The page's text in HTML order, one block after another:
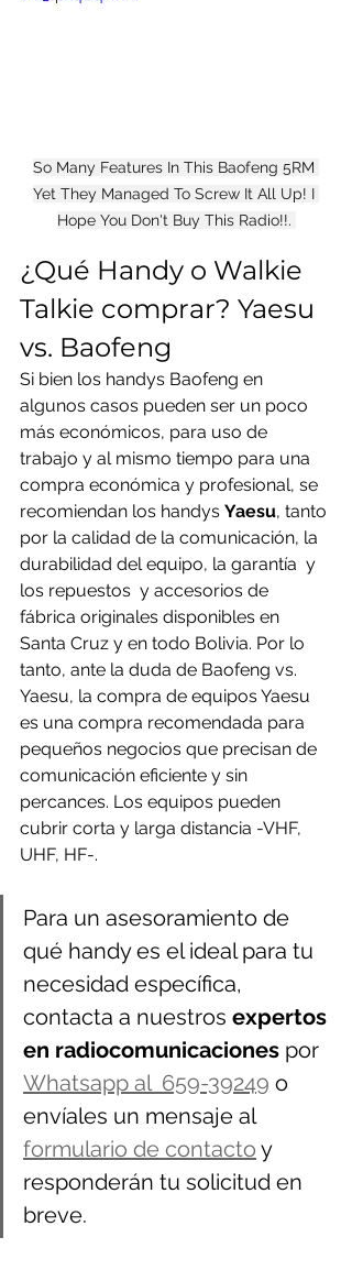
So Many Features In This Baofeng 5RM
Yet They Managed To Screw It All Up! I
Hope You Don't Buy This Radio!!.
¿Qué Handy o Walkie
Talkie comprar? Yaesu
vs. Baofeng
Si bien los handys Baofeng en
algunos casos pueden ser un poco
más económicos, para uso de
trabajo y al mismo tiempo para una
compra económica y profesional, se
recomiendan los handys Yaesu, tanto
por la calidad de la comunicación, la
durabilidad del equipo, la garantía  y
los repuestos  y accesorios de
fábrica originales disponibles en
Santa Cruz y en todo Bolivia. Por lo
tanto, ante la duda de Baofeng vs.
Yaesu, la compra de equipos Yaesu
es una compra recomendada para
pequeños negocios que precisan de
comunicación eficiente y sin
percances. Los equipos pueden
cubrir corta y larga distancia -VHF,
UHF, HF-.
Para un asesoramiento de
qué handy es el ideal para tu
necesidad específica,
contacta a nuestros expertos
en radiocomunicaciones por
Whatsapp al  659-39249 o
envíales un mensaje al
formulario de contacto y
responderán tu solicitud en
breve.